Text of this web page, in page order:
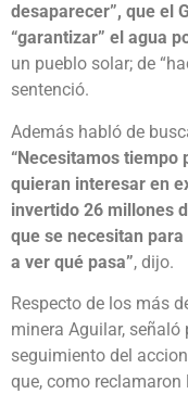
desaparecer”, que el
“garantizar” el agua
un pueblo solar; de
sentenció.
Además habló de
“Necesitamos tiempo
quieran interesar en
invertido 26 millones
que se necesitan
a ver qué pasa”, dijo.
Respecto de los más
minera Aguilar,
seguimiento del
que, como